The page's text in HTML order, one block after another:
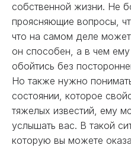
собственной жизни. Не
проясняющие вопросы,
что на самом деле
он способен, а в чем ему
обойтись без
Но также нужно
состоянии, которое
тяжелых известий, ему
услышать вас. В такой
которую вы можете